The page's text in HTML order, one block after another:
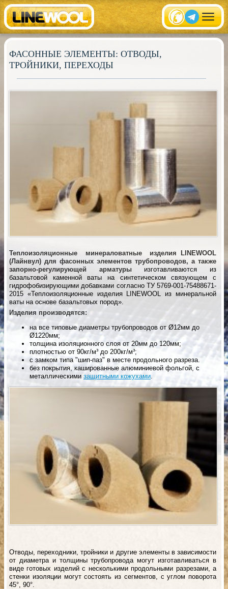
ФАСОННЫЕ ЭЛЕМЕНТЫ: ОТВОДЫ,
ТРОЙНИКИ, ПЕРЕХОДЫ
Теплоизоляционные минераловатные изделия LINEWOOL
(Лайнвул) для фасонных элементов трубопроводов, а также
запорно-регулирующей арматуры изготавливаются из
базальтовой каменной ваты на синтетическом связующем c
гидрофобизирующими добавками согласно ТУ 5769-001-75488671-
2015 «Теплоизоляционные изделия LINEWOOL из минеральной
ваты на основе базальтовых пород».
Изделия производятся:
на все типовые диаметры трубопроводов от Ø12мм до
Ø1220мм;
толщина изоляционного слоя от 20мм до 120мм;
плотностью от 90кг/м³ до 200кг/м³;
с замком типа "шип-паз" в месте продольного разреза.
без покрытия, кашированные алюминиевой фольгой, с
металлическими защитными кожухами
Отводы, переходники, тройники и другие элементы в зависимости
от диаметра и толщины трубопровода могут изготавливаться в
виде готовых изделий с несколькими продольными разрезами, а
стенки изоляции могут состоять из сегментов, с углом поворота
45°, 90°.